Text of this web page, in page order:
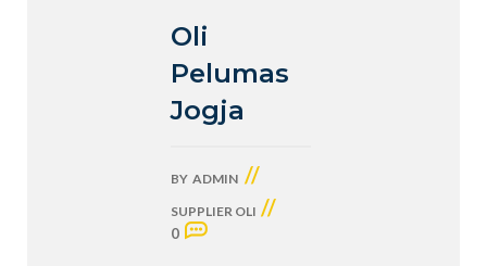
Oli
Pelumas
Jogja
BY ADMIN //
SUPPLIER OLI //
0